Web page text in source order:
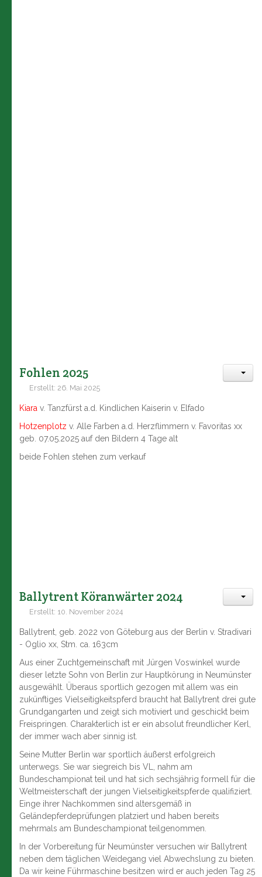
Fohlen 2025
Erstellt: 26. Mai 2025
Kiara v. Tanzfürst a.d. Kindlichen Kaiserin v. Elfado
Hotzenplotz v. Alle Farben a.d. Herzflimmern v. Favoritas xx
geb. 07.05.2025 auf den Bildern 4 Tage alt
beide Fohlen stehen zum verkauf
Ballytrent Köranwärter 2024
Erstellt: 10. November 2024
Ballytrent, geb. 2022 von Göteburg aus der Berlin v. Stradivari
- Oglio xx, Stm. ca. 163cm
Aus einer Zuchtgemeinschaft mit Jürgen Voswinkel wurde
dieser letzte Sohn von Berlin zur Hauptkörung in Neumünster
ausgewählt. Überaus sportlich gezogen mit allem was ein
zukünftiges Vielseitigkeitspferd braucht hat Ballytrent drei gute
Grundgangarten und zeigt sich motiviert und geschickt beim
Freispringen. Charakterlich ist er ein absolut freundlicher Kerl,
der immer wach aber sinnig ist.
Seine Mutter Berlin war sportlich äußerst erfolgreich
unterwegs. Sie war siegreich bis VL, nahm am
Bundeschampionat teil und hat sich sechsjährig formell für die
Weltmeisterschaft der jungen Vielseitigkeitspferde qualifiziert.
Einge ihrer Nachkommen sind altersgemäß in
Geländepferdeprüfungen platziert und haben bereits
mehrmals am Bundeschampionat teilgenommen.
In der Vorbereitung für Neumünster versuchen wir Ballytrent
neben dem täglichen Weidegang viel Abwechslung zu bieten.
Da wir keine Führmaschine besitzen wird er auch jeden Tag 25